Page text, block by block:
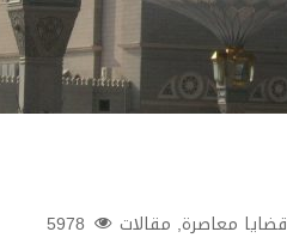
قضايا معاصرة, مقالات